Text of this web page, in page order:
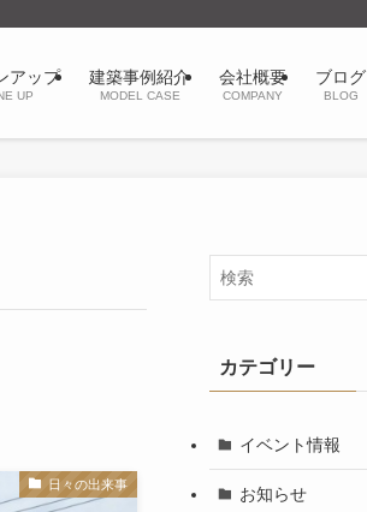
アップ
UP
建築事例紹介
MODEL CASE
会社概要
COMPANY
ブログ
BLOG
日々の出来事
カテゴリー
イベント情報
お知らせ